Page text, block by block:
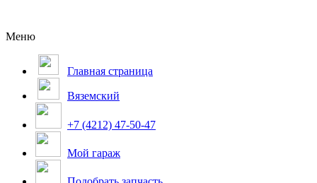
Меню
Главная страница
Вяземский
+7 (4212) 47-50-47
Мой гараж